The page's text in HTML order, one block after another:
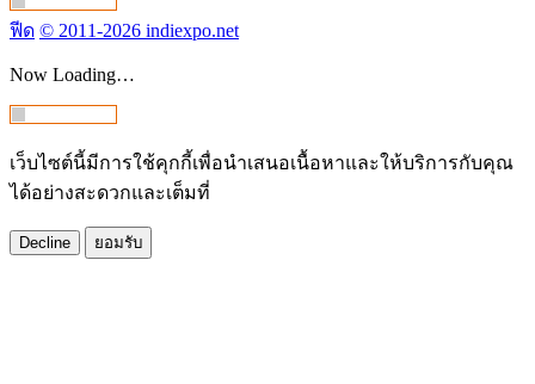
ฟีด © 2011-2026 indiexpo.net
Now Loading…
เว็บไซต์นี้มีการใช้คุกกี้เพื่อนำเสนอเนื้อหาและให้บริการกับคุณ
ได้อย่างสะดวกและเต็มที่
Decline ยอมรับ